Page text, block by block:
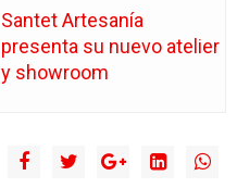
Santet Artesanía
presenta su nuevo atelier
y showroom